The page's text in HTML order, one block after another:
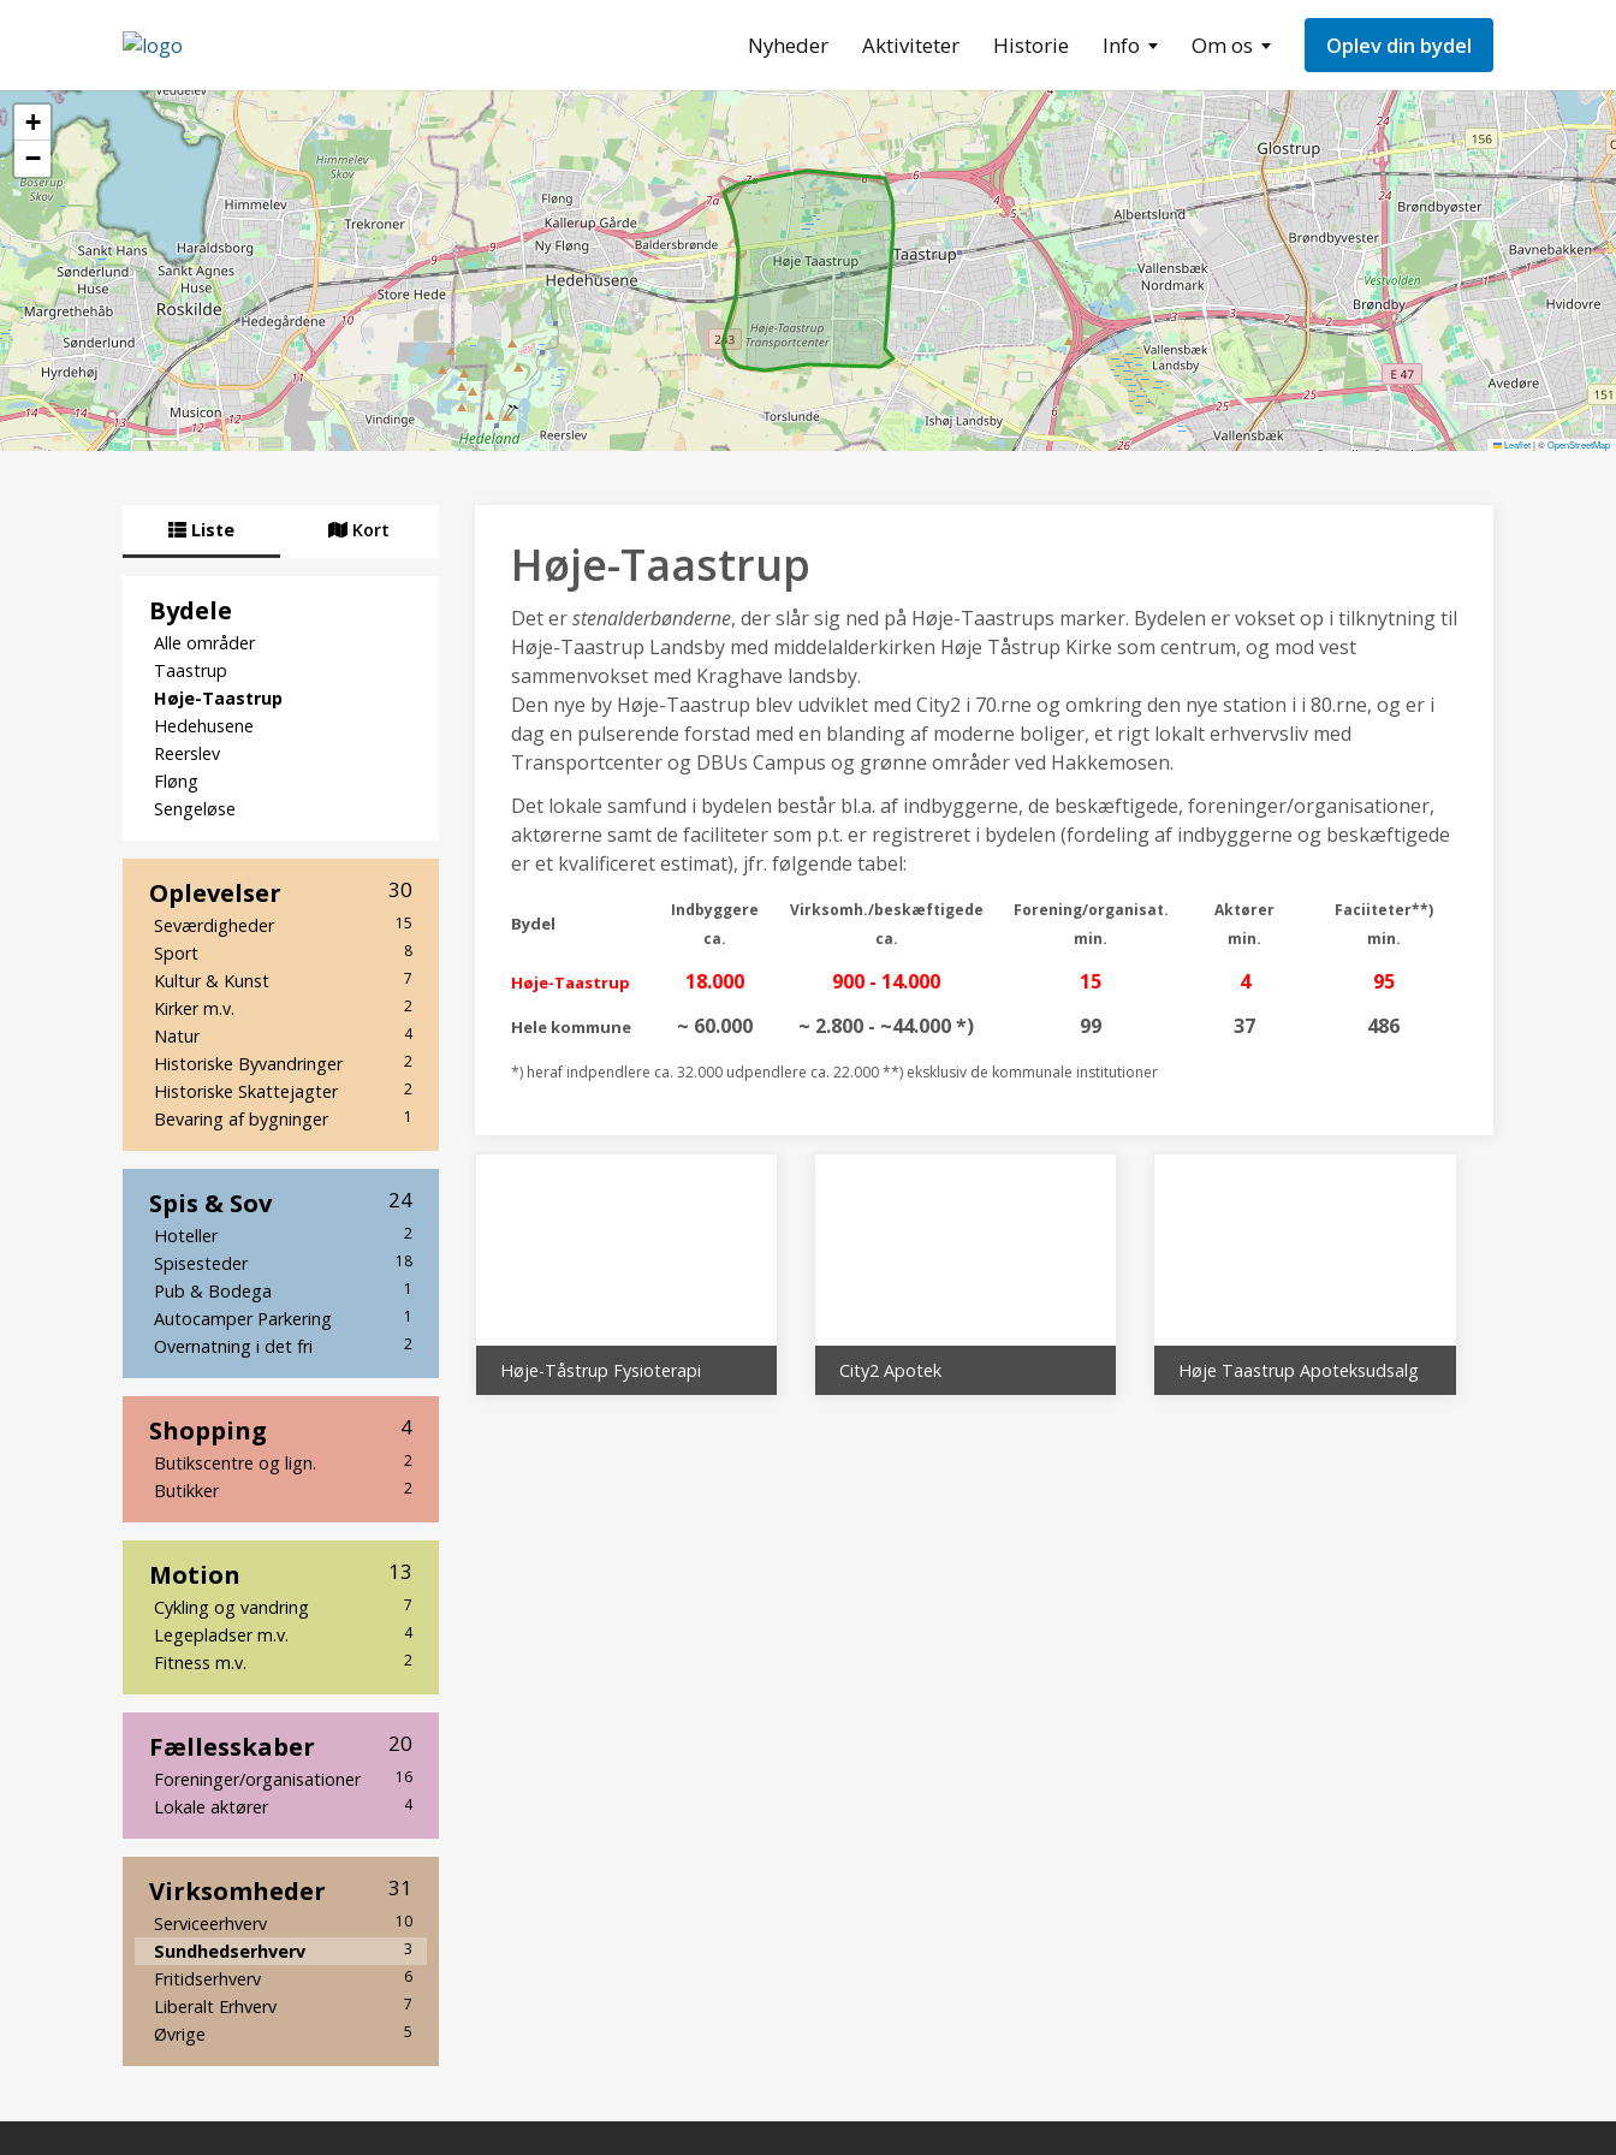
Nyheder Aktiviteter Historie Info Om os Oplev din bydel
+
−
Leaflet|©OpenStreetMap
Liste Kort
Bydele
Alle områder
Taastrup
Høje-Taastrup
Hedehusene
Reerslev
Fløng
Sengeløse
30
Oplevelser
15
Seværdigheder
8
Sport
7
Kultur & Kunst
2
Kirker m.v.
4
Natur
2
Historiske Byvandringer
2
Historiske Skattejagter
1
Bevaring af bygninger
24
Spis & Sov
2
Hoteller
18
Spisesteder
1
Pub & Bodega
1
Autocamper Parkering
2
Overnatning i det fri
4
Shopping
2
Butikscentre og lign.
2
Butikker
13
Motion
7
Cykling og vandring
4
Legepladser m.v.
2
Fitness m.v.
20
Fællesskaber
16
Foreninger/organisationer
4
Lokale aktører
31
Virksomheder
10
Serviceerhverv
3
Sundhedserhverv
6
Fritidserhverv
7
Liberalt Erhverv
5
Øvrige
Høje-Taastrup
Det erstenalderbønderne, der slår sig ned på Høje-Taastrups marker. Bydelen er vokset op i tilknytning til
Høje-Taastrup Landsby med middelalderkirken Høje Tåstrup Kirke som centrum, og mod vest
sammenvokset med Kraghave landsby.
Den nye by Høje-Taastrup blev udviklet med City2 i 70.rne og omkring den nye station i i 80.rne, og er i
dag en pulserende forstad med en blanding af moderne boliger, et rigt lokalt erhvervsliv med
Transportcenter og DBUs Campus og grønne områder ved Hakkemosen.
Det lokale samfund i bydelen består bl.a. af indbyggerne, de beskæftigede, foreninger/organisationer,
aktørerne samt de faciliteter som p.t. er registreret i bydelen (fordeling af indbyggerne og beskæftigede
er et kvalificeret estimat), jfr. følgende tabel:
Bydel
Indbyggere
ca.
Virksomh./beskæftigede
ca.
Forening/organisat.
min.
Aktører
min.
Faciiteter**)
min.
Høje-Taastrup 18.000 900 - 14.000 15 4 95
Hele kommune ~ 60.000 ~ 2.800 - ~44.000 *) 99 37 486
*) heraf indpendlere ca. 32.000 udpendlere ca. 22.000 **) eksklusiv de kommunale institutioner
Høje-Tåstrup Fysioterapi City2 Apotek Høje Taastrup Apoteksudsalg